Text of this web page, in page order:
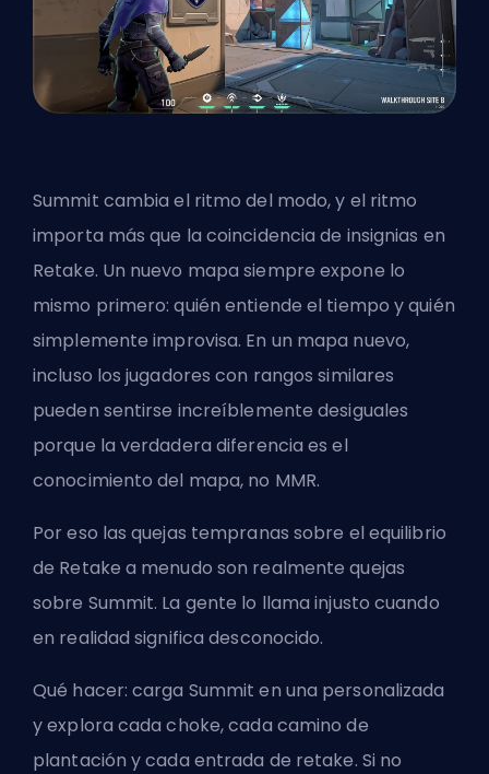
Summit cambia el ritmo del modo, y el ritmo
importa más que la coincidencia de insignias en
Retake. Un nuevo mapa siempre expone lo
mismo primero: quién entiende el tiempo y quién
simplemente improvisa. En un mapa nuevo,
incluso los jugadores con rangos similares
pueden sentirse increíblemente desiguales
porque la verdadera diferencia es el
conocimiento del mapa, no MMR.
Por eso las quejas tempranas sobre el equilibrio
de Retake a menudo son realmente quejas
sobre Summit. La gente lo llama injusto cuando
en realidad significa desconocido.
Qué hacer: carga Summit en una personalizada
y explora cada choke, cada camino de
plantación y cada entrada de retake. Si no